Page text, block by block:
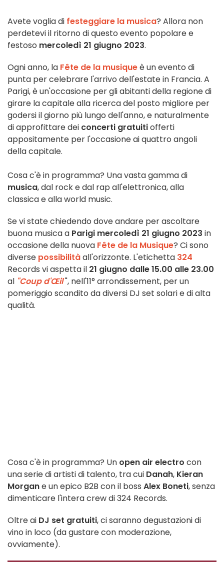
Avete voglia di festeggiare la musica? Allora non
perdetevi il ritorno di questo evento popolare e
festoso mercoledì 21 giugno 2023.
Ogni anno, la Fête de la musiqueè un evento di
punta per celebrare l'arrivo dell'estate in Francia. A
Parigi, è un'occasione per gli abitanti della regione di
girare la capitale alla ricerca del posto migliore per
godersi il giorno più lungo dell'anno, e naturalmente
di approfittare dei concerti gratuitiofferti
appositamente per l'occasione ai quattro angoli
della capitale.
Cosa c'è in programma? Una vasta gamma di
musica, dal rock e dal rap all'elettronica, alla
classica e alla world music.
Se vi state chiedendo dove andare per ascoltare
buona musica a Parigi mercoledì 21 giugno 2023 in
occasione della nuova Fête de la Musique? Ci sono
diverse possibilitàall'orizzonte. L'etichetta 324
Records vi aspetta il 21 giugno dalle 15.00 alle 23.00
al "Coup d'Œil", nell'11° arrondissement, per un
pomeriggio scandito da diversi DJ set solari e di alta
qualità.
Cosa c'è in programma? Un open air electro con
una serie di artisti di talento, tra cui Danah, Kieran
Morgane un epico B2B con il boss Alex Boneti, senza
dimenticare l'intera crew di 324 Records.
Oltre ai DJ set gratuiti, ci saranno degustazioni di
vino in loco (da gustare con moderazione,
ovviamente).